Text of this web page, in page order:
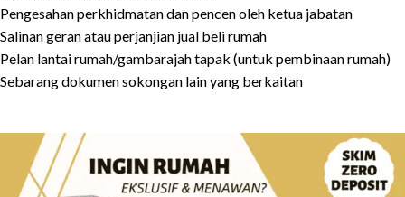
Pengesahan perkhidmatan dan pencen oleh ketua jabatan
Salinan geran atau perjanjian jual beli rumah
Pelan lantai rumah/gambarajah tapak (untuk pembinaan rumah)
Sebarang dokumen sokongan lain yang berkaitan